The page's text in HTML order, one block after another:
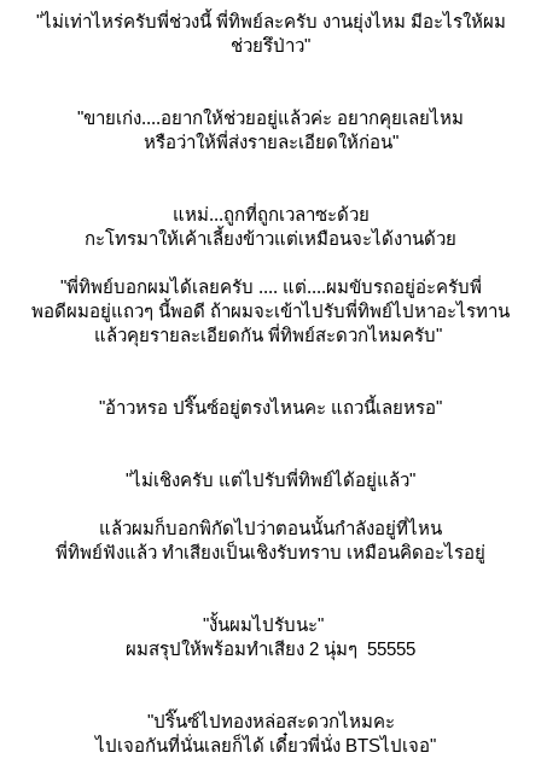
"ไม่เท่าไหร่ครับพี่ช่วงนี้ พี่ทิพย์ละครับ งานยุ่งไหม มีอะไรให้ผม
ช่วยรึป่าว"
"ขายเก่ง....อยากให้ช่วยอยู่แล้วค่ะ อยากคุยเลยไหม
หรือว่าให้พี่ส่งรายละเอียดให้ก่อน"
หม่...ถูกที่ถูกเวลาซะด้ว
กะโทรมาให้เค้าเลี้ยงข้าวแต่เหมือนจะได้งานด้ว
"พี่ทิพย์บอกผมได้เลยครับ .... แต่....ผมขับรถอยู่อ่ะครับพี่
พอดีผมอยู่แถวๆ นี้พอดี ถ้าผมจะเข้าไปรับพี่ทิพย์ไปหาอะไรทาน
ล้วคุยรายละเอียดกัน พี่ทิพย์สะดวกไหมครับ"
"อ้าวหรอ ปริ๊นซ์อยู่ตรงไหนคะ แถวนี้เลยหรอ"
"ไม่เชิงครับ แต่ไปรับพี่ทิพย์ได้อยู่แล้ว"
ล้วผมก็บอกพิกัดไปว่าตอนนั้นกำลังอยู่ที่ไหน
พี่ทิพย์ฟังแล้ว ทำเสียงเป็นเชิงรับทราบ เหมือนคิดอะไรอยู่
"งั้นผมไปรับนะ"
ผมสรุปให้พร้อมทำเสียง 2 นุ่มๆ 55555
"ปริ๊นซ์ไปทองหล่อสะดวกไหมคะ
ไปเจอกันที่นั่นเลยก็ได้ เดี๋ยวพี่นั่ง BTSไปเจอ"